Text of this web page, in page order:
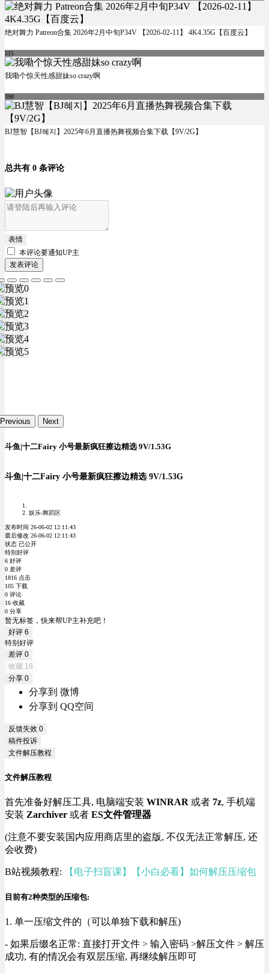
绝对舞力 Patreon合集 2026年2月中旬P34V 【2026-02-11】 4K4.35G【百度云】
515
我嘞个惊天性感甜妹so crazy啊
398
BJ慧智【BJ혜지】2025年6月直播热舞视频合集下载【9V/2G】
总共有 0 条评论
表情
本评论要通知UP主
发表评论
Previous Next
斗鱼|十二Fairy 小号最新疯狂擦边精选 9V/1.53G
斗鱼|十二Fairy 小号最新疯狂擦边精选 9V/1.53G
娱乐-舞蹈区
发布时间 26-06-02 12:11:43
最后修改 26-06-02 12:11:43
状态 已公开
特别好评
6 好评
0 差评
1816 点击
105 下载
0 评论
16 收藏
0 分享
暂无标签，快来帮UP主补充吧！
好评 6
特别好评
差评 0
收藏 16
分享 0
分享到 微博
分享到 QQ空间
反馈失效 0
稿件投诉
文件解压教程
文件解压教程
首先准备好解压工具, 电脑端安装 WINRAR 或者 7z, 手机端
安装 Zarchiver 或者 ES文件管理器
(注意不要安装国内应用商店里的盗版, 不仅无法正常解压, 还
会收费)
B站视频教程: 【电子扫盲课】【小白必看】如何解压压缩包
目前有2种类型的压缩包:
1. 单一压缩文件的（可以单独下载和解压)
- 如果后缀名正常: 直接打开文件 > 输入密码 >解压文件 > 解压
成功, 有的情况会有双层压缩, 再继续解压即可